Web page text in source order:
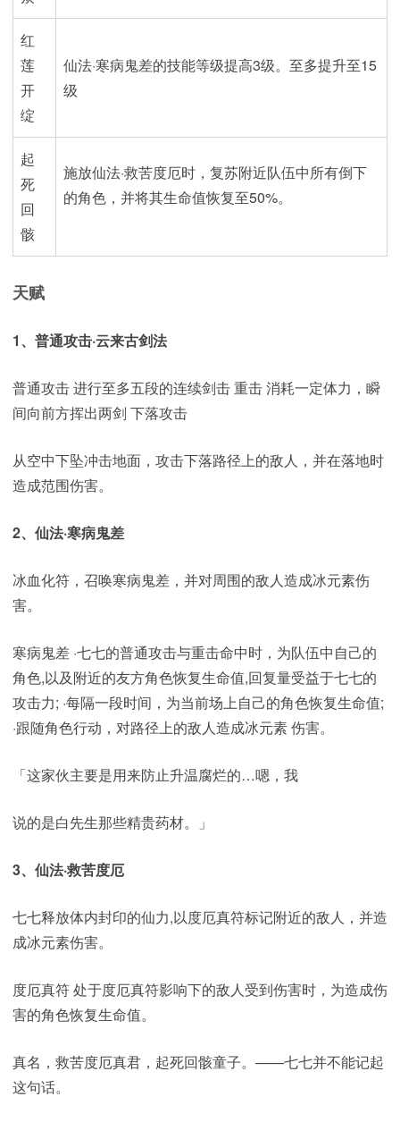
红
莲
开
绽
仙法·寒病鬼差的技能等级提高3级。至多提升至15
级
起
死
回
骸
施放仙法·救苦度厄时，复苏附近队伍中所有倒下
的角色，并将其生命值恢复至50%。
天赋
1、普通攻击·云来古剑法
普通攻击 进行至多五段的连续剑击 重击 消耗一定体力，瞬
间向前方挥出两剑 下落攻击
从空中下坠冲击地面，攻击下落路径上的敌人，并在落地时
造成范围伤害。
2、仙法·寒病鬼差
冰血化符，召唤寒病鬼差，并对周围的敌人造成冰元素伤
害。
寒病鬼差 ·七七的普通攻击与重击命中时，为队伍中自己的
角色,以及附近的友方角色恢复生命值,回复量受益于七七的
攻击力; ·每隔一段时间，为当前场上自己的角色恢复生命值;
·跟随角色行动，对路径上的敌人造成冰元素 伤害。
「这家伙主要是用来防止升温腐烂的…嗯，我
说的是白先生那些精贵药材。」
3、仙法·救苦度厄
七七释放体内封印的仙力,以度厄真符标记附近的敌人，并造
成冰元素伤害。
度厄真符 处于度厄真符影响下的敌人受到伤害时，为造成伤
害的角色恢复生命值。
真名，救苦度厄真君，起死回骸童子。——七七并不能记起
这句话。